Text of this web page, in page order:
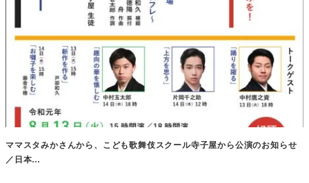
ママスタみかさんから、こども歌舞伎スクール寺子屋から公演のお知らせ
／日本…